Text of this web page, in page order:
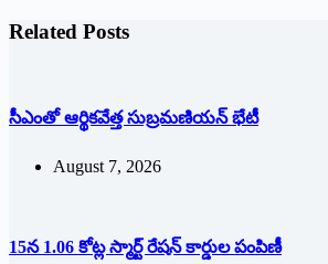
Related Posts
సీఎంతో ఆర్థికవేత్త సుబ్రమణియన్ భేటీ
August 7, 2026
15న 1.06 కోట్ల స్మార్ట్ రేషన్ కార్డుల పంపిణీ